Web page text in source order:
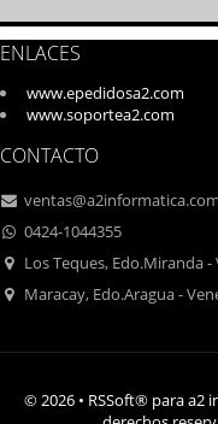
ENLACES
www.epedidosa2.com
www.soportea2.com
CONTACTO
ventas@a2informatica.com
0424-1044355
Los Teques, Edo.Miranda -
Maracay, Edo.Aragua -
© 2026 • RSSoft® para a2